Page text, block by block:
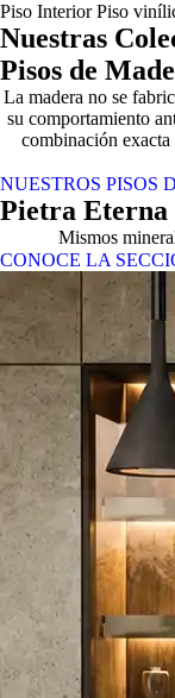
Piso Interior Piso
Nuestras
Pisos de
La madera no se
su comportamiento
combinación
NUESTROS PISOS
Pietra Eterna
Mismos
CONOCE LA